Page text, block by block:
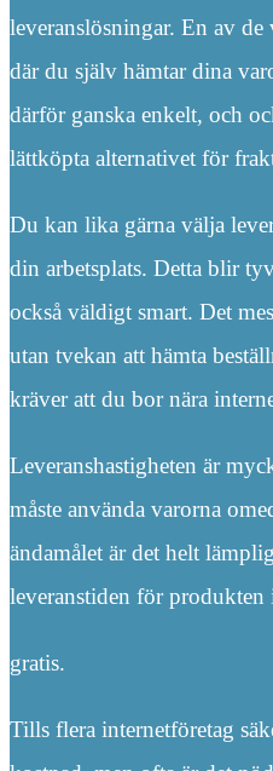
leveranslösningar. En av
där du själv hämtar dina
därför ganska enkelt, och
lättköpta alternativet för
Du kan lika gärna välja
din arbetsplats. Detta blir
också väldigt smart. Det
utan tvekan att hämta
kräver att du bor nära
Leveranshastigheten är
måste använda varorna
ändamålet är det helt
leveranstiden för produkten
gratis.
Tills flera internetföretag